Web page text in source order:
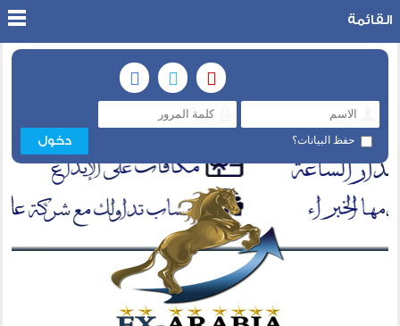
حفظ البيانات؟
القائمة